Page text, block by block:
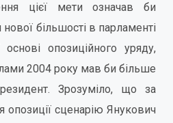
цієї мети означав би
більшості в парламенті
опозиційного уряду,
2004 року мав би більше
Зрозуміло, що за
опозиції сценарію Янукович